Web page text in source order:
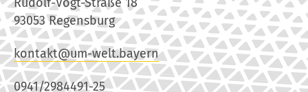
93053 Regensburg
kontakt@um-welt.bayern
0941/2984491-25